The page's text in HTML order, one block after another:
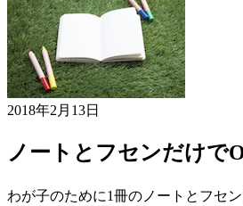
2018年2月13日
ノートとフセンだけで
わが子のために1冊のノートとフセ